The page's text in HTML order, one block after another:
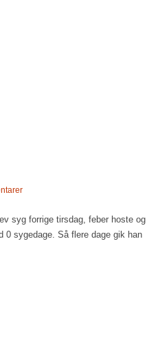
syg forrige tirsdag, feber hoste og
sygedage. Så flere dage gik han